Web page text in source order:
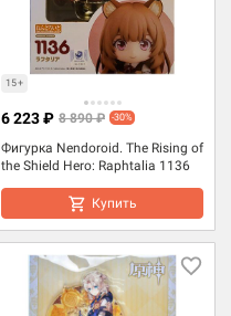
15+
Фигурка Nendoroid. The Rising of
the Shield Hero: Raphtalia 1136
6 223 ₽ 8 890 ₽ -30%
Купить